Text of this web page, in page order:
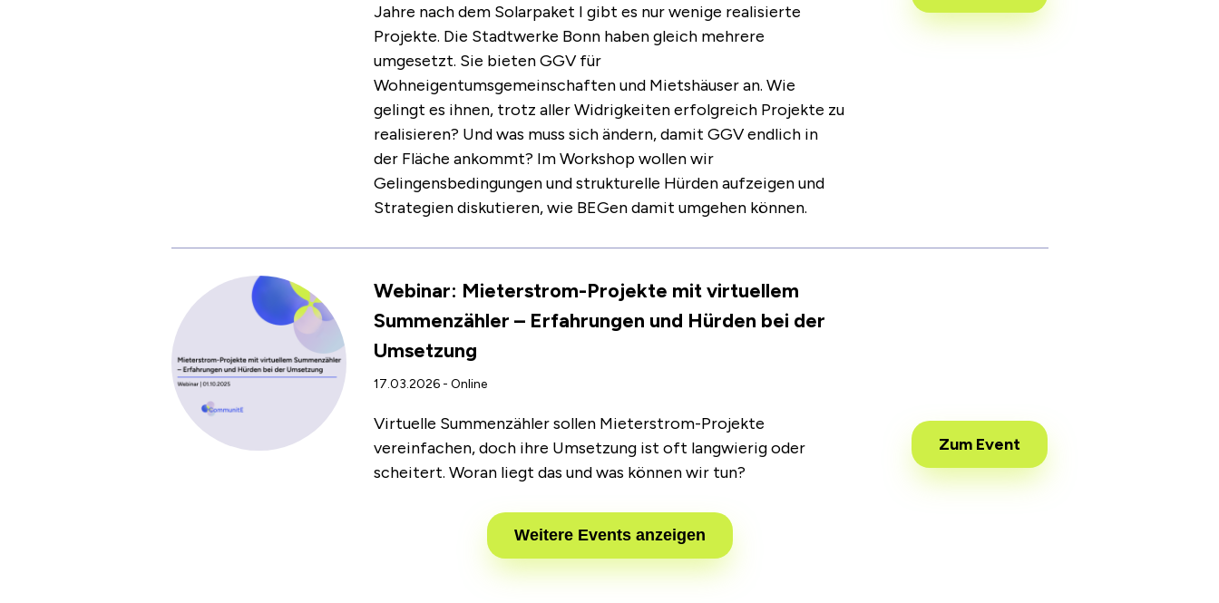
Jahre nach dem Solarpaket I gibt es nur wenige realisierte
Projekte. Die Stadtwerke Bonn haben gleich mehrere
umgesetzt. Sie bieten GGV für
Wohneigentumsgemeinschaften und Mietshäuser an. Wie
gelingt es ihnen, trotz aller Widrigkeiten erfolgreich Projekte zu
realisieren? Und was muss sich ändern, damit GGV endlich in
der Fläche ankommt? Im Workshop wollen wir
Gelingensbedingungen und strukturelle Hürden aufzeigen und
Strategien diskutieren, wie BEGen damit umgehen können.
Webinar: Mieterstrom-Projekte mit virtuellem
Summenzähler – Erfahrungen und Hürden bei der
Umsetzung
17.03.2026 - Online
Virtuelle Summenzähler sollen Mieterstrom-Projekte
vereinfachen, doch ihre Umsetzung ist oft langwierig oder
scheitert. Woran liegt das und was können wir tun?
Zum Event
Weitere Events anzeigen